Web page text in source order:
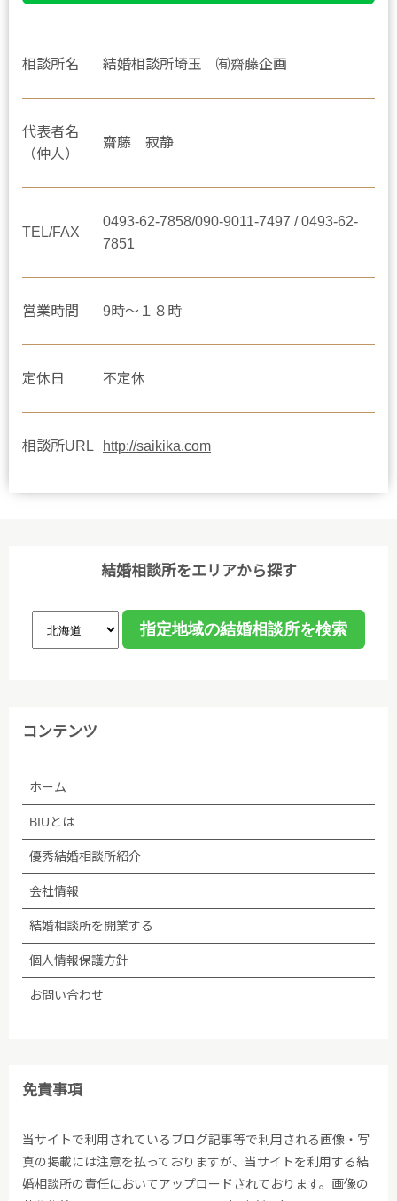
相談所名 結婚相談所埼玉 ㈲齋藤企画
代表者名
（仲人）
齋藤 寂静
TEL/FAX
0493-62-7858/090-9011-7497 / 0493-62-
7851
営業時間 9時～１８時
定休日 不定休
相談所URL http://saikika.com
結婚相談所をエリアから探す
コンテンツ
ホーム
BIUとは
優秀結婚相談所紹介
会社情報
結婚相談所を開業する
個人情報保護方針
お問い合わせ
免責事項
当サイトで利用されているブログ記事等で利用される画像・写
真の掲載には注意を払っておりますが、当サイトを利用する結
婚相談所の責任においてアップロードされております。画像の